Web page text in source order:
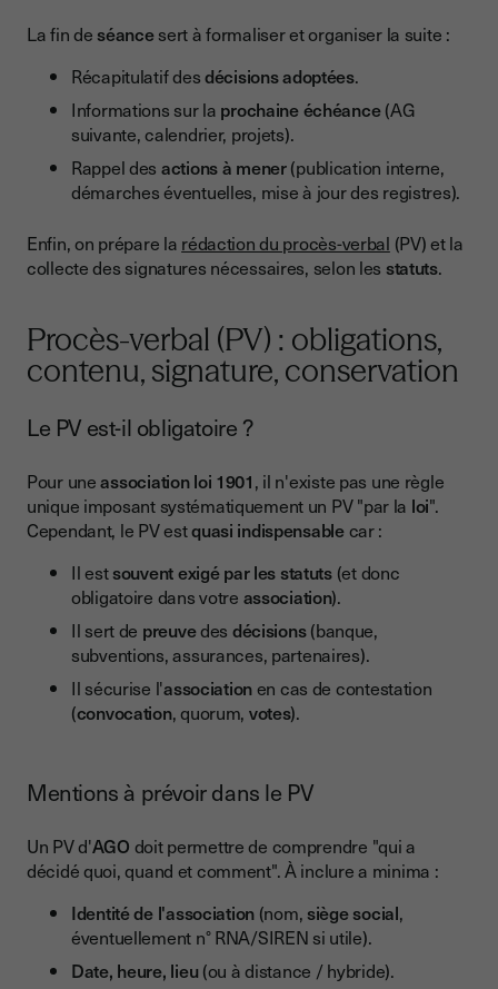
La fin deséancesert à formaliser et organiser la suite :
Récapitulatif desdécisions adoptées.
Informations sur la prochaine échéance(AG
suivante, calendrier, projets).
Rappel des actions à mener(publication interne,
démarches éventuelles, mise à jour des registres).
Enfin, on prépare la rédaction du procès-verbal (PV) et la
collecte des signatures nécessaires, selon les statuts.
Procès-verbal (PV) : obligations,
contenu, signature, conservation
Le PV est-il obligatoire ?
Pour uneassociation loi 1901, il n'existe pas une règle
unique imposant systématiquement un PV "par la loi".
Cependant, le PV estquasi indispensablecar :
Il estsouvent exigé par les statuts(et donc
obligatoire dans votre association).
Il sert de preuvedes décisions(banque,
subventions, assurances, partenaires).
Il sécurise l'associationen cas de contestation
(convocation, quorum, votes).
Mentions à prévoir dans le PV
Un PV d'AGO doit permettre de comprendre "qui a
décidé quoi, quand et comment". À inclure a minima :
Identité de l'association (nom,siège social,
éventuellement n° RNA/SIREN si utile).
Date, heure, lieu (ou à distance / hybride).